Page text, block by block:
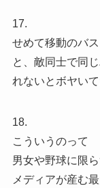
17.
せめて移動のバ
と、敵同士で同
れないとボヤい
18.
こういうのって
男女や野球に限
メディアが産む最